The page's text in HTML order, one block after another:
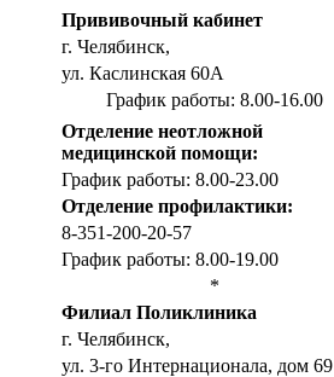
Прививочный кабинет
г. Челябинск,
ул. Каслинская 60А
График работы: 8.00-16.00
Отделение неотложной
медицинской помощи:
График работы: 8.00-23.00
Отделение профилактики:
8-351-200-20-57
График работы: 8.00-19.00
*
Филиал Поликлиника
г. Челябинск,
ул. 3-го Интернационала, дом 69